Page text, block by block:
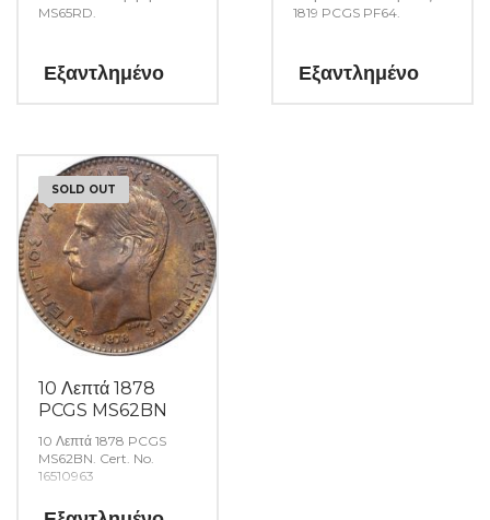
MS65RD.
Εξαντλημένο
1819 PCGS PF64.
Εξαντλημένο
SOLD OUT
10 Λεπτά 1878
PCGS MS62BN
10 Λεπτά 1878 PCGS
MS62BN. Cert. No.
16510963